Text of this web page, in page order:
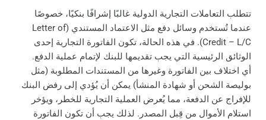
تتطلب التعاملات التجارية الدولية غالبًا إشرافًا بنكيًا، خصوصًا
عندما تُستخدم وسائل دفع مثل الاعتماد المستندي (Letter of
Credit – L/C). في هذه الحالة، تكون الفاتورة التجارية إحدى
الوثائق الرئيسية التي يجب تقديمها للبنك لإتمام عملية الدفع.
أي اختلاف بين الفاتورة وغيرها من المستندات المطلوبة (مثل
بوليصة الشحن أو شهادة المنشأ) يمكن أن يُؤدي إلى رفض البنك
للإفراج عن الدفعة، مما يُعرض العملية التجارية للخطر، ويؤخر
استلام الأموال من قِبل المصدر. لذلك يجب أن تكون الفاتورة